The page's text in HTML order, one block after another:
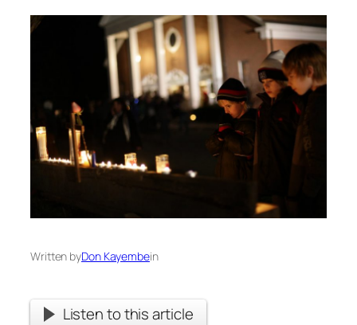
Written byDon Kayembein
Listen to this article